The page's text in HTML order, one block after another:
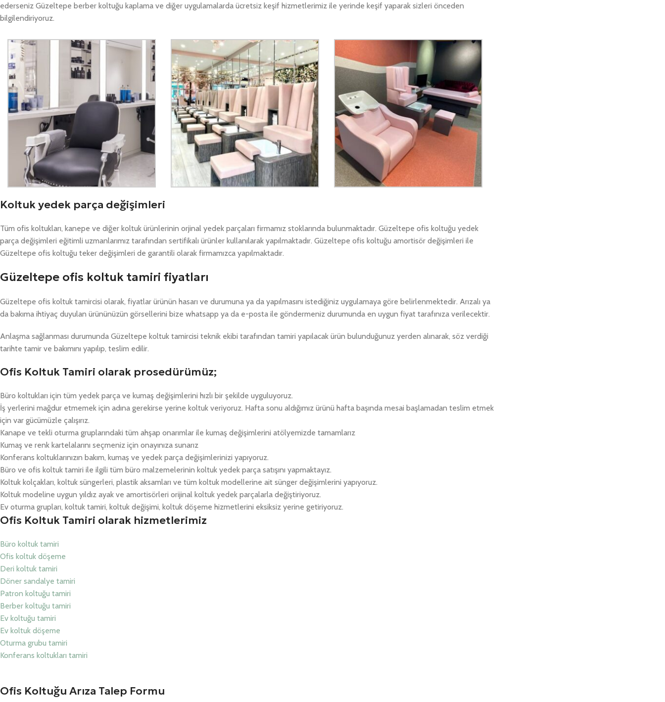
ederseniz Güzeltepe berber koltuğu kaplama ve diğer uygulamalarda ücretsiz keşif hizmetlerimiz ile yerinde keşif yaparak sizleri önceden
bilgilendiriyoruz.
Koltuk yedek parça değişimleri
Tüm ofis koltukları, kanepe ve diğer koltuk ürünlerinin orjinal yedek parçaları firmamız stoklarında bulunmaktadır. Güzeltepe ofis koltuğu yedek
parça değişimleri eğitimli uzmanlarımız tarafından sertifikalı ürünler kullanılarak yapılmaktadır. Güzeltepe ofis koltuğu amortisör değişimleri ile
Güzeltepe ofis koltuğu teker değişimleri de garantili olarak firmamızca yapılmaktadır.
Güzeltepe ofis koltuk tamiri fiyatları
Güzeltepe ofis koltuk tamircisi olarak, fiyatlar ürünün hasarı ve durumuna ya da yapılmasını istediğiniz uygulamaya göre belirlenmektedir. Arızalı ya
da bakıma ihtiyaç duyulan ürününüzün görsellerini bize whatsapp ya da e-posta ile göndermeniz durumunda en uygun fiyat tarafınıza verilecektir.
Anlaşma sağlanması durumunda Güzeltepe koltuk tamircisi teknik ekibi tarafından tamiri yapılacak ürün bulunduğunuz yerden alınarak, söz verdiği
tarihte tamir ve bakımını yapılıp, teslim edilir.
Ofis Koltuk Tamiri olarak prosedürümüz;
Büro koltukları için tüm yedek parça ve kumaş değişimlerini hızlı bir şekilde uyguluyoruz.
İş yerlerini mağdur etmemek için adına gerekirse yerine koltuk veriyoruz. Hafta sonu aldığımız ürünü hafta başında mesai başlamadan teslim etmek
için var gücümüzle çalışırız.
Kanape ve tekli oturma gruplarındaki tüm ahşap onarımlar ile kumaş değişimlerini atölyemizde tamamlarız
Kumaş ve renk kartelalarını seçmeniz için onayınıza sunarız
Konferans koltuklarınızın bakım, kumaş ve yedek parça değişimlerinizi yapıyoruz.
Büro ve ofis koltuk tamiri ile ilgili tüm büro malzemelerinin koltuk yedek parça satışını yapmaktayız.
Koltuk kolçakları, koltuk süngerleri, plastik aksamları ve tüm koltuk modellerine ait sünger değişimlerini yapıyoruz.
Koltuk modeline uygun yıldız ayak ve amortisörleri orijinal koltuk yedek parçalarla değiştiriyoruz.
Ev oturma grupları, koltuk tamiri, koltuk değişimi, koltuk döşeme hizmetlerini eksiksiz yerine getiriyoruz.
Ofis Koltuk Tamiri olarak hizmetlerimiz
Büro koltuk tamiri
Ofis koltuk döşeme
Deri koltuk tamiri
Döner sandalye tamiri
Patron koltuğu tamiri
Berber koltuğu tamiri
Ev koltuğu tamiri
Ev koltuk döşeme
Oturma grubu tamiri
Konferans koltukları tamiri
Ofis Koltuğu Arıza Talep Formu